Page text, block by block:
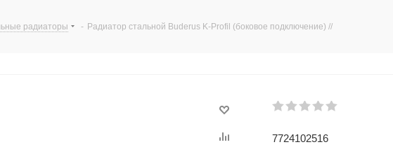
радиаторы - Радиатор стальной Buderus K-Profil (боковое подключение) //
7724102516